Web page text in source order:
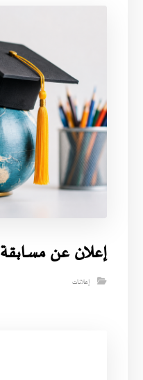
إعلان عن مسابقة
إعلانات